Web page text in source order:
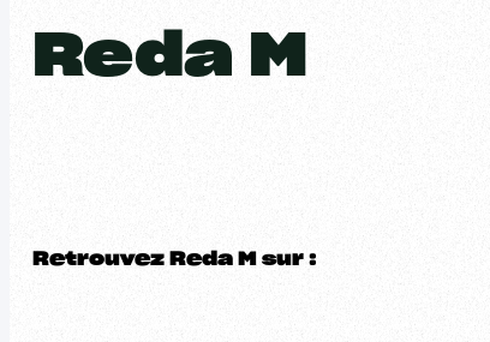
Reda M
Retrouvez Reda M sur :